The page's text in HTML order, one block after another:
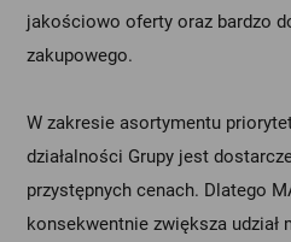
jakościowo oferty oraz bardzo
zakupowego.
W zakresie asortymentu
działalności Grupy jest
przystępnych cenach. Dlatego
konsekwentnie zwiększa udział